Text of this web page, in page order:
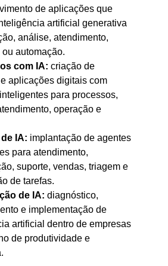
de aplicações que
artificial generativa
análise, atendimento,
automação.
com IA: criação de
aplicações digitais com
para processos,
operação e
IA: implantação de agentes
para atendimento,
suporte, vendas, triagem e
de tarefas.
de IA: diagnóstico,
e implementação de
artificial dentro de empresas
de produtividade e